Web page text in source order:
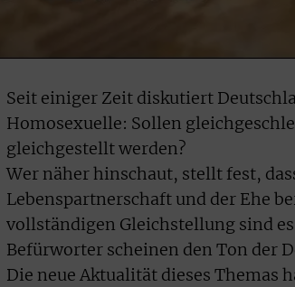
Seit einiger Zeit diskutiert
Homosexuelle: Sollen
gleichgestellt werden?
Wer näher hinschaut, stellt fest,
Lebenspartnerschaft und der Ehe
vollständigen Gleichstellung sind
Befürworter scheinen den Ton der
Die neue Aktualität dieses Themas